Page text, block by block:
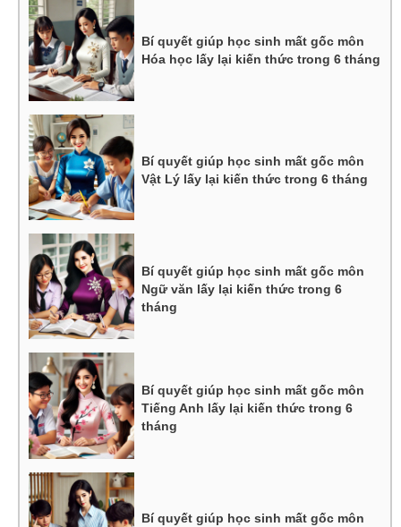
Bí quyết giúp học sinh mất gốc môn
Hóa học lấy lại kiến thức trong 6 tháng
Bí quyết giúp học sinh mất gốc môn
Vật Lý lấy lại kiến thức trong 6 tháng
Bí quyết giúp học sinh mất gốc môn
Ngữ văn lấy lại kiến thức trong 6
tháng
Bí quyết giúp học sinh mất gốc môn
Tiếng Anh lấy lại kiến thức trong 6
tháng
Bí quyết giúp học sinh mất gốc môn